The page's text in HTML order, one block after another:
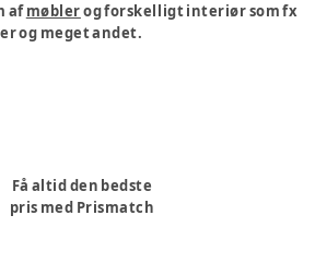
afmøblerog forskelligt interiør som fx
og meget andet.
Få altid den bedste
pris med Prismatch